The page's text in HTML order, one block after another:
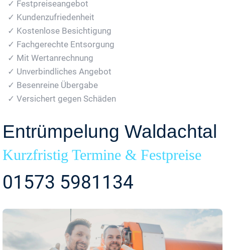
✓ Festpreiseangebot
✓ Kundenzufriedenheit
✓ Kostenlose Besichtigung
✓ Fachgerechte Entsorgung
✓ Mit Wertanrechnung
✓ Unverbindliches Angebot
✓ Besenreine Übergabe
✓ Versichert gegen Schäden
Entrümpelung Waldachtal
Kurzfristig Termine & Festpreise
01573 5981134